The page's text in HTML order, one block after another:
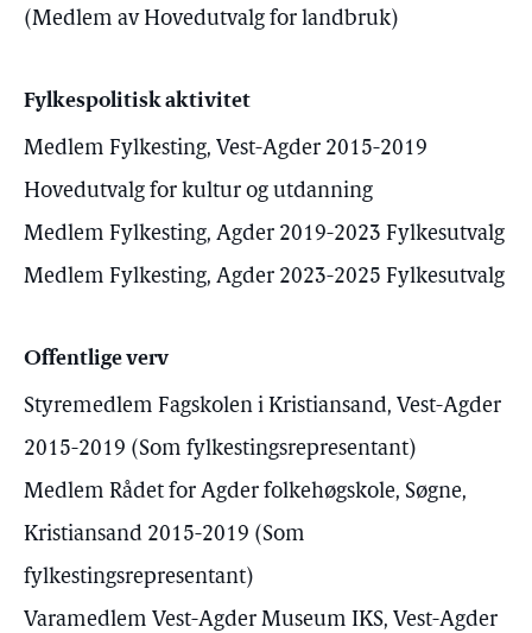
(Medlem av Hovedutvalg for landbruk)
Fylkespolitisk aktivitet
Medlem Fylkesting, Vest-Agder 2015-2019
Hovedutvalg for kultur og utdanning
Medlem Fylkesting, Agder 2019-2023 Fylkesutvalg
Medlem Fylkesting, Agder 2023-2025 Fylkesutvalg
Offentlige verv
Styremedlem Fagskolen i Kristiansand, Vest-Agder
2015-2019 (Som fylkestingsrepresentant)
Medlem Rådet for Agder folkehøgskole, Søgne,
Kristiansand 2015-2019 (Som
fylkestingsrepresentant)
Varamedlem Vest-Agder Museum IKS, Vest-Agder